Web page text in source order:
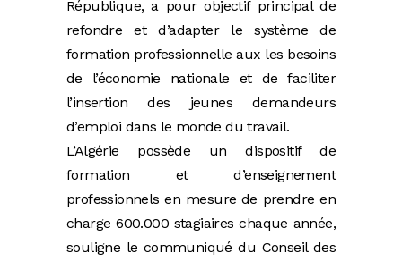
République, a pour objectif principal de
refondre et d’adapter le système de
formation professionnelle aux les besoins
de l’économie nationale et de faciliter
l’insertion des jeunes demandeurs
d’emploi dans le monde du travail.
L’Algérie possède un dispositif de
formation et d’enseignement
professionnels en mesure de prendre en
charge 600.000 stagiaires chaque année,
souligne le communiqué du Conseil des